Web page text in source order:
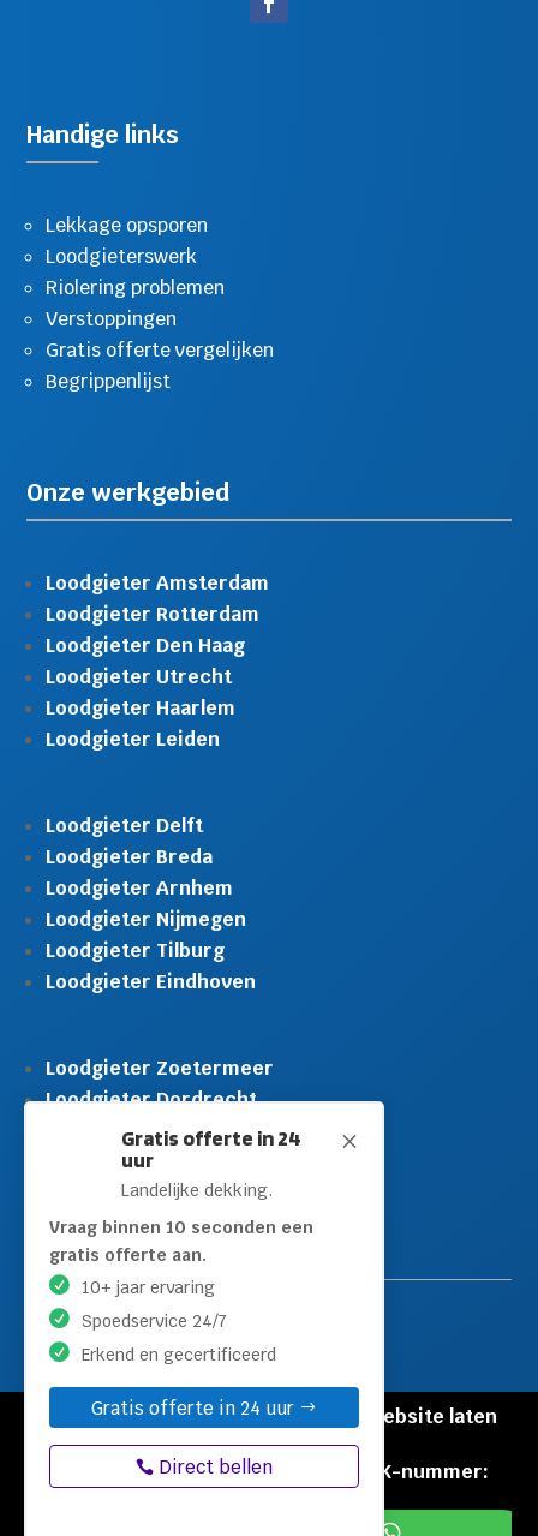
M
Gratis offerte in 24
uur
Landelijke dekking.
Vraag binnen 10 seconden een
gratis offerte aan.
10+ jaar ervaring
Spoedservice 24/7
Erkend en gecertificeerd
Gratis offerte in 24 uur
Direct bellen
Handige links
Lekkage opsporen
Loodgieterswerk
Riolering problemen
Verstoppingen
Gratis offerte vergelijken
Begrippenlijst
Onze werkgebied
Loodgieter Amsterdam
Loodgieter Rotterdam
Loodgieter Den Haag
Loodgieter Utrecht
Loodgieter Haarlem
Loodgieter Leiden
Loodgieter Delft
Loodgieter Breda
Loodgieter Arnhem
Loodgieter Nijmegen
Loodgieter Tilburg
Loodgieter Eindhoven
Loodgieter Zoetermeer
Loodgieter Dordrecht
Loodgieter Rijswijk
Loodgieter Schiedam
Loodgieter Leidschendam
Loodgieter Hilversum
© Copyright Loodgieters Kwartier |
Website laten
maken door Flexamedia
Privacyverklaring|Disclaimer
KVK-nummer: